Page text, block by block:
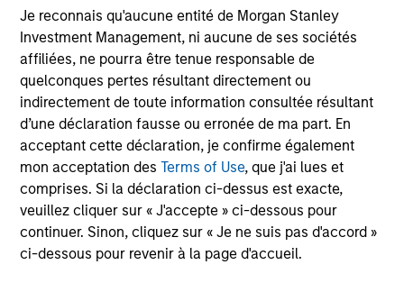
Je reconnais qu'aucune entité de Morgan Stanley
Investment Management, ni aucune de ses sociétés
affiliées, ne pourra être tenue responsable de
quelconques pertes résultant directement ou
indirectement de toute information consultée résultant
d’une déclaration fausse ou erronée de ma part. En
acceptant cette déclaration, je confirme également
mon acceptation desTerms of Use, que j'ai lues et
comprises. Si la déclaration ci-dessus est exacte,
veuillez cliquer sur « J'accepte » ci-dessous pour
continuer. Sinon, cliquez sur « Je ne suis pas d'accord »
ci-dessous pour revenir à la page d'accueil.
substantial personal investments in our products.
Investment Approach
We seek to invest in high quality companies with a
demonstrated history of consistent growth and earnings
stability. The portfolio is managed with a fundamental,
bottom–up investment process, looking for businesses